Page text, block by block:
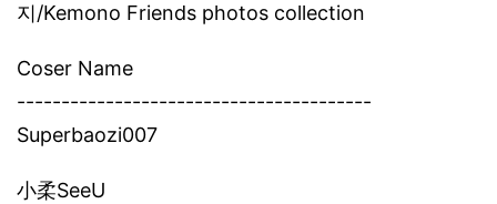
지/Kemono Friends photos collection
Coser Name
----------------------------------------
Superbaozi007
小柔SeeU